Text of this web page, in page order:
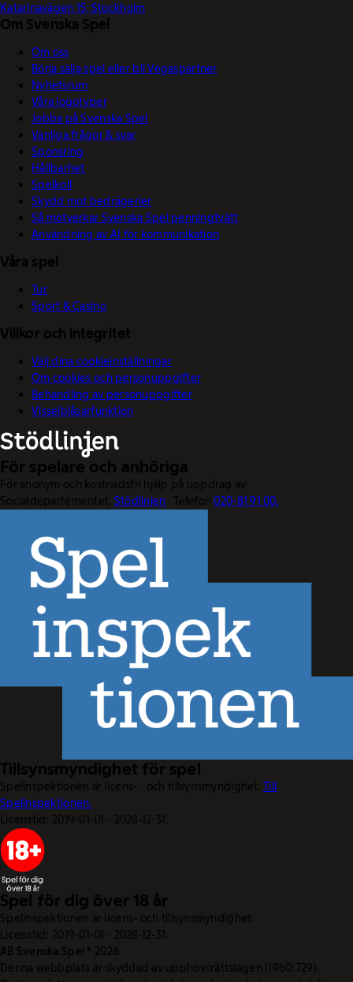
Katarinavägen 15, Stockholm
Om Svenska Spel
Om oss
Börja sälja spel eller bli Vegaspartner
Nyhetsrum
Våra logotyper
Jobba på Svenska Spel
Vanliga frågor & svar
Sponsring
Hållbarhet
Spelkoll
Skydd mot bedrägerier
Så motverkar Svenska Spel penningtvätt
Användning av AI för kommunikation
Våra spel
Tur
Sport & Casino
Villkor och integritet
Välj dina cookieinställningar
Om cookies och personuppgifter
Behandling av personuppgifter
Visselblåsarfunktion
För spelare och anhöriga
För anonym och kostnadsfri hjälp på uppdrag av
Socialdepartementet. Stödlinjen. Telefon020-81 91 00.
Tillsynsmyndighet för spel
Spelinspektionen är licens- och tillsynsmyndighet.Till
Spelinspektionen.
Licenstid: 2019-01-01 - 2028-12-31.
Spel för dig över 18 år
Spelinspektionen är licens- och tillsynsmyndighet.
Licenstid: 2019-01-01 - 2028-12-31.
AB Svenska Spel © 2026
Denna webbplats är skyddad av upphovsrättslagen (1960:729).